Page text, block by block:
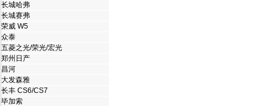
长城哈弗
长城赛弗
荣威 W5
众泰
五菱之光/荣光/宏光
郑州日产
昌河
大发森雅
长丰 CS6/CS7
毕加索